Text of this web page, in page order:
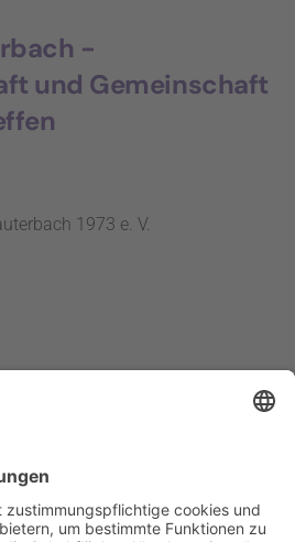
-
und Gemeinschaft
1973 e. V.
Datenschutz